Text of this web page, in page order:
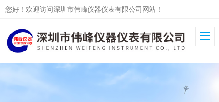
您好！欢迎访问深圳市伟峰仪器仪表有限公司网站！